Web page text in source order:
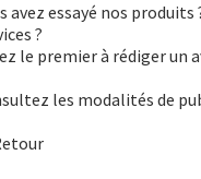
avez essayé nos
?
le premier à rédiger
les modalités de